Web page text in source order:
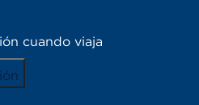
cuando viaja